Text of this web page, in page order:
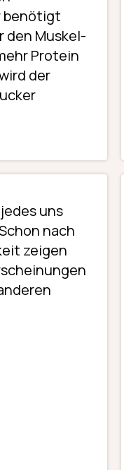
benötigt
den Muskel-
Protein
der
uns
nach
zeigen